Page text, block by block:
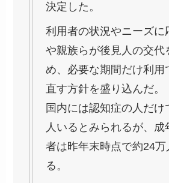
決定した。
利用者の状況やニーズに
や親族らが後見人の交代
め、必要な期間だけ利用
直す方針を盛り込んだ。
国内には認知症の人だけ
人いるとみられるが、成
者は昨年末時点で約24万
る。